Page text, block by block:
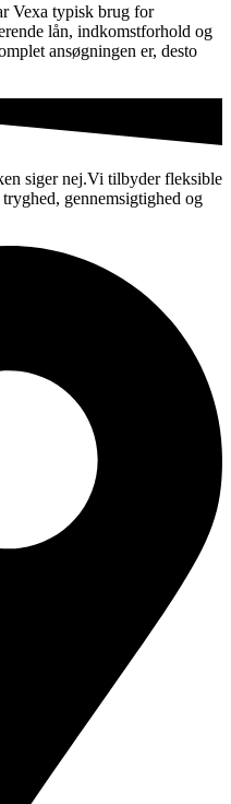
Vexa typisk brug for
lån, indkomstforhold og
ansøgningen er, desto
siger nej.Vi tilbyder fleksible
gennemsigtighed og